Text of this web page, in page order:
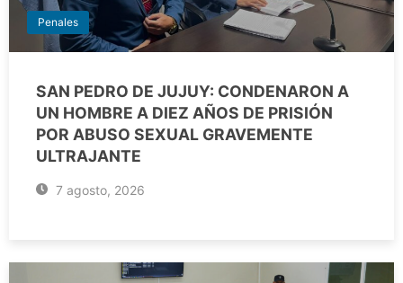
Penales
SAN PEDRO DE JUJUY: CONDENARON A
UN HOMBRE A DIEZ AÑOS DE PRISIÓN
POR ABUSO SEXUAL GRAVEMENTE
ULTRAJANTE
7 agosto, 2026